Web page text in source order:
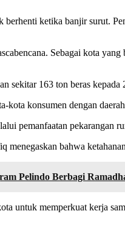
ketika banjir surut.
Sebagai kota
sekitar 163 ton beras
konsumen dengan
pemanfaatan pekarangan
bahwa
Pelindo Berbagi
memperkuat kerja